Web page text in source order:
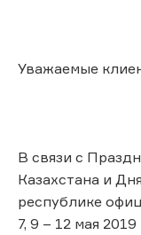
Уважаемые
В связи с
Казахстана и
республике
7, 9 – 12 мая